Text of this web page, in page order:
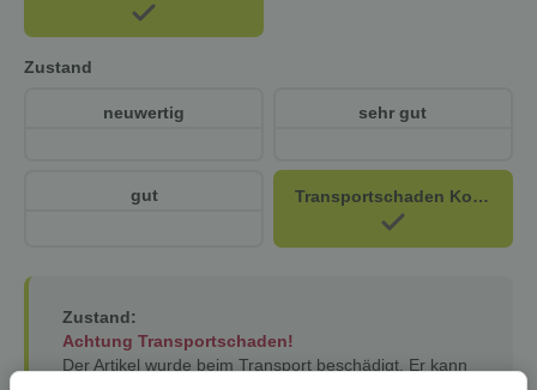
Zustand
neuwertig sehr gut
gut Transportschaden Kosmetisch
Zustand:
Achtung Transportschaden!
Der Artikel wurde beim Transport beschädigt. Er kann